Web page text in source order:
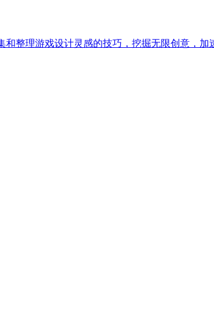
整理游戏设计灵感的技巧，挖掘无限创意，加